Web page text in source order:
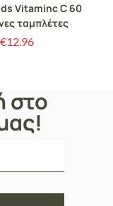
Vitaminc C 60
ταμπλέτες
€12.96
στο